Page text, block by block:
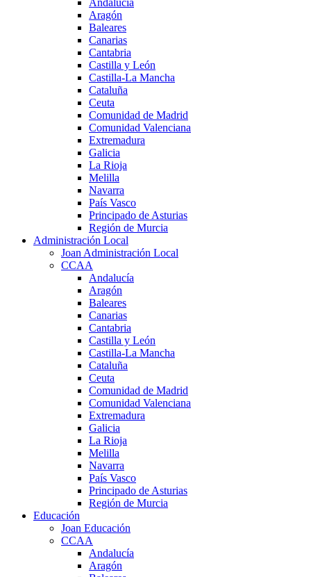
Aragón
Baleares
Canarias
Cantabria
Castilla y León
Castilla-La Mancha
Cataluña
Ceuta
Comunidad de Madrid
Comunidad Valenciana
Extremadura
Galicia
La Rioja
Melilla
Navarra
País Vasco
Principado de Asturias
Región de Murcia
Administración Local
Joan Administración Local
CCAA
Andalucía
Aragón
Baleares
Canarias
Cantabria
Castilla y León
Castilla-La Mancha
Cataluña
Ceuta
Comunidad de Madrid
Comunidad Valenciana
Extremadura
Galicia
La Rioja
Melilla
Navarra
País Vasco
Principado de Asturias
Región de Murcia
Educación
Joan Educación
CCAA
Andalucía
Aragón